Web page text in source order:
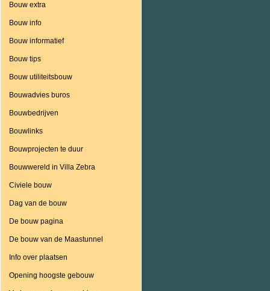
Bouw extra
Bouw info
Bouw informatief
Bouw tips
Bouw utiliteitsbouw
Bouwadvies buros
Bouwbedrijven
Bouwlinks
Bouwprojecten te duur
Bouwwereld in Villa Zebra
Civiele bouw
Dag van de bouw
De bouw pagina
De bouw van de Maastunnel
Info over plaatsen
Opening hoogste gebouw